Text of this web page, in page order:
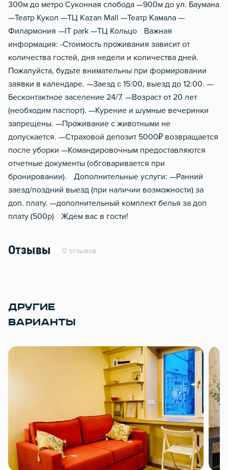
Тапочки
Чистящие средства
300м до метро Суконная слобода —900м до ул. Баумана
—Театр Кукол —ТЦ Kazan Mall —Театр Камала —
Филармония —IT park —ТЦ Кольцо Важная
информация: -Стоимость проживания зависит от
количества гостей, дня недели и количества дней.
Пожалуйста, будьте внимательны при формировании
заявки в календаре. —Заезд с 15:00, выезд до 12:00. —
Бесконтактное заселение 24/7. —Возраст от 20 лет
(необходим паспорт). —Курение и шумные вечеринки
запрещены. —Проживание с животными не
допускается. —Страховой депозит 5000₽ возвращается
после уборки —Командировочным предоставляются
отчетные документы (обговаривается при
бронировании). Дополнительные услуги: —Ранний
заезд/поздний выезд (при наличии возможности) за
доп. плату. —дополнительный комплект белья за доп
плату (500р) Ждем вас в гости!
Отзывы 0 отзывов
ДРУГИЕ
ВАРИАНТЫ